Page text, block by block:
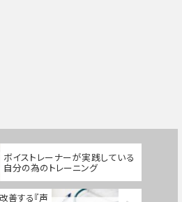
ボイストレーナーが実践している
自分の為のトレーニング
善する『声